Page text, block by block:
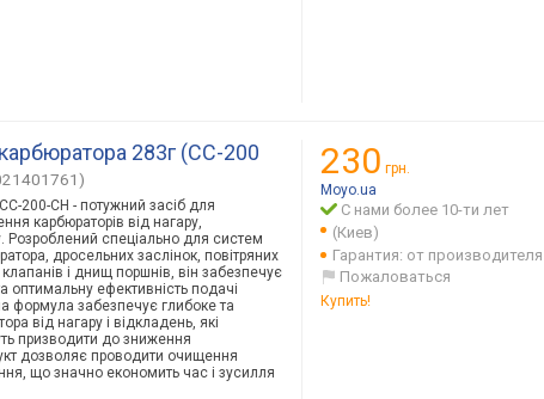
283г (CC-200
200-CH - потужний засіб для
карбюраторів від нагару,
Розроблений спеціально для систем
дросельних заслінок, повітряних
і днищ поршнів, він забезпечує
оптимальну ефективність подачі
формула забезпечує глибоке та
від нагару і відкладень, які
призводити до зниження
дозволяє проводити очищення
що значно економить час і зусилля
230 грн.
Moyo.ua
С нами более 10-ти лет
(Киев)
Гарантия: от производителя
Пожаловаться
Купить!